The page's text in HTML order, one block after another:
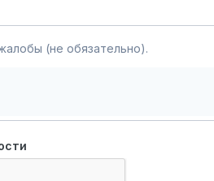
(не обязательно).